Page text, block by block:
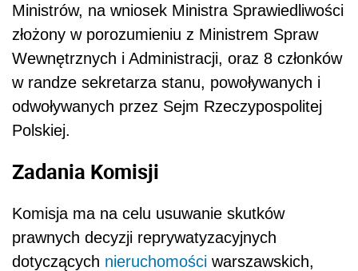
Ministrów, na wniosek Ministra Sprawiedliwości
złożony w porozumieniu z Ministrem Spraw
Wewnętrznych i Administracji, oraz 8 członków
w randze sekretarza stanu, powoływanych i
odwoływanych przez Sejm Rzeczypospolitej
Polskiej.
Zadania Komisji
Komisja ma na celu usuwanie skutków
prawnych decyzji reprywatyzacyjnych
dotyczących nieruchomości warszawskich,